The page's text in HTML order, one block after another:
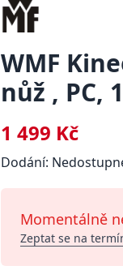
WMF
nůž , PC,
1 499 Kč
Dodání:
Momentálně
Zeptat se na